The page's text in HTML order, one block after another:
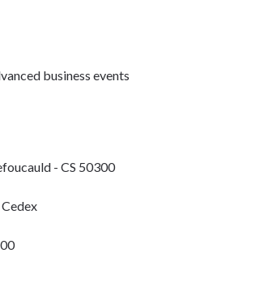
business events
- CS 50300